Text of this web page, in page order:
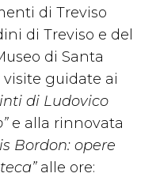
di Treviso
di Treviso e del
di Santa
guidate ai
di Ludovico
e alla rinnovata
Bordon: opere
alle ore: